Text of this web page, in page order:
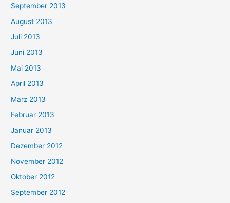
September 2013
August 2013
Juli 2013
Juni 2013
Mai 2013
April 2013
März 2013
Februar 2013
Januar 2013
Dezember 2012
November 2012
Oktober 2012
September 2012